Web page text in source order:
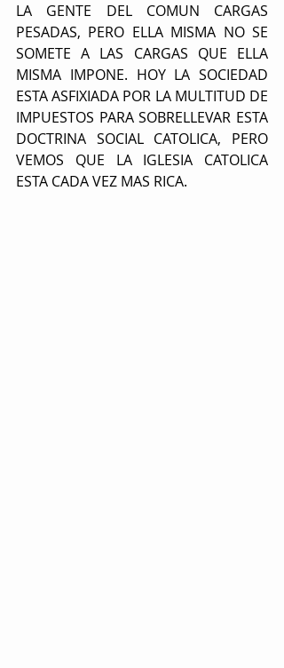
LA GENTE DEL COMUN CARGAS
PESADAS, PERO ELLA MISMA NO SE
SOMETE A LAS CARGAS QUE ELLA
MISMA IMPONE. HOY LA SOCIEDAD
ESTA ASFIXIADA POR LA MULTITUD DE
IMPUESTOS PARA SOBRELLEVAR ESTA
DOCTRINA SOCIAL CATOLICA, PERO
VEMOS QUE LA IGLESIA CATOLICA
ESTA CADA VEZ MAS RICA.